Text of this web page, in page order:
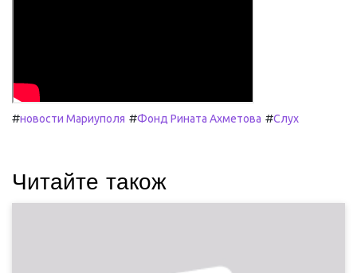
#новости Мариуполя #Фонд Рината Ахметова #Слух
Читайте також